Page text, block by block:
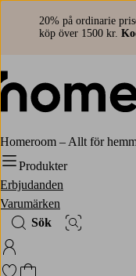
20% på ordinarie
köp över 1500 kr.
Homeroom – Allt för
Produkter
Erbjudanden
Varumärken
Sök
Bildsök
Logga in på Homeroom